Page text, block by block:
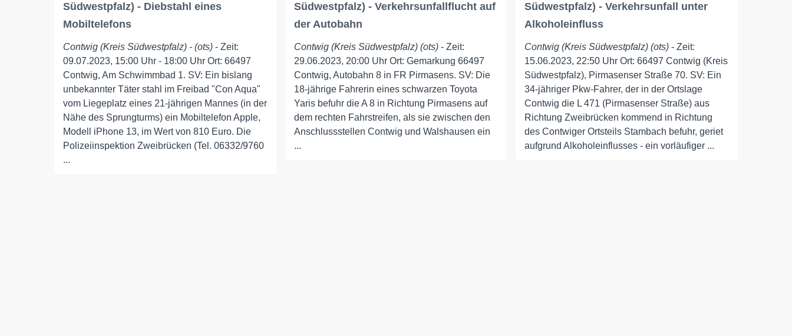
Südwestpfalz) - Diebstahl eines
Mobiltelefons
Contwig (Kreis Südwestpfalz) - (ots) - Zeit:
09.07.2023, 15:00 Uhr - 18:00 Uhr Ort: 66497
Contwig, Am Schwimmbad 1. SV: Ein bislang
unbekannter Täter stahl im Freibad "Con Aqua"
vom Liegeplatz eines 21-jährigen Mannes (in der
Nähe des Sprungturms) ein Mobiltelefon Apple,
Modell iPhone 13, im Wert von 810 Euro. Die
Polizeiinspektion Zweibrücken (Tel. 06332/9760
...
Südwestpfalz) - Verkehrsunfallflucht auf
der Autobahn
Contwig (Kreis Südwestpfalz) (ots)- Zeit:
29.06.2023, 20:00 Uhr Ort: Gemarkung 66497
Contwig, Autobahn 8 in FR Pirmasens. SV: Die
18-jährige Fahrerin eines schwarzen Toyota
Yaris befuhr die A 8 in Richtung Pirmasens auf
dem rechten Fahrstreifen, als sie zwischen den
Anschlussstellen Contwig und Walshausen ein
...
Südwestpfalz) - Verkehrsunfall unter
Alkoholeinfluss
Contwig (Kreis Südwestpfalz) (ots) - Zeit:
15.06.2023, 22:50 Uhr Ort: 66497 Contwig (Kreis
Südwestpfalz), Pirmasenser Straße 70. SV: Ein
34-jähriger Pkw-Fahrer, der in der Ortslage
Contwig die L 471 (Pirmasenser Straße) aus
Richtung Zweibrücken kommend in Richtung
des Contwiger Ortsteils Stambach befuhr, geriet
aufgrund Alkoholeinflusses - ein vorläufiger ...